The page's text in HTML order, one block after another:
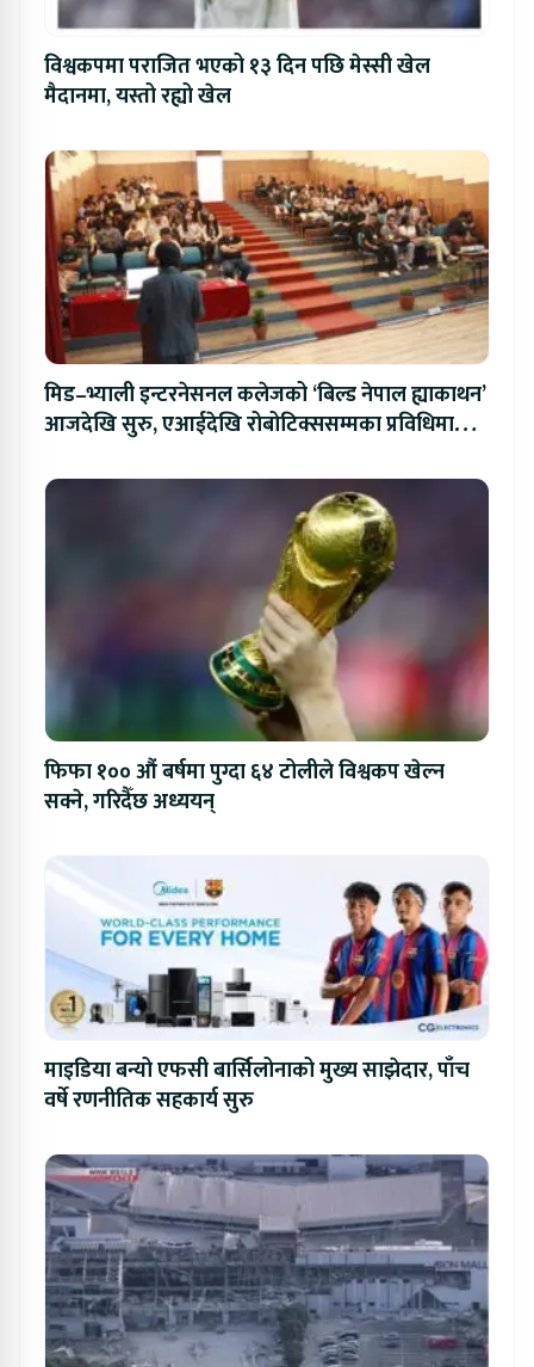
विश्वकपमा पराजित भएको १३ दिन पछि मेस्सी खेल
मैदानमा, यस्तो रह्यो खेल
मिड–भ्याली इन्टरनेसनल कलेजको ‘बिल्ड नेपाल ह्याकाथन’
आजदेखि सुरु, एआईदेखि रोबोटिक्ससम्मका प्रविधिमा
फिफा १०० औं बर्षमा पुग्दा ६४ टोलीले विश्वकप खेल्न
सक्ने, गरिदैँछ अध्ययन्
माइडिया बन्यो एफसी बार्सिलोनाको मुख्य साझेदार, पाँच
वर्षे रणनीतिक सहकार्य सुरु